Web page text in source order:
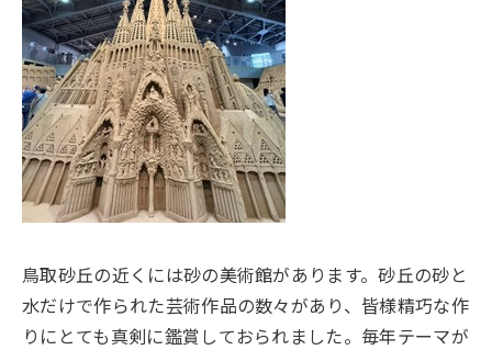
鳥取砂丘の近くには砂の美術館があります。砂丘の砂と
水だけで作られた芸術作品の数々があり、皆様精巧な作
りにとても真剣に鑑賞しておられました。毎年テーマが